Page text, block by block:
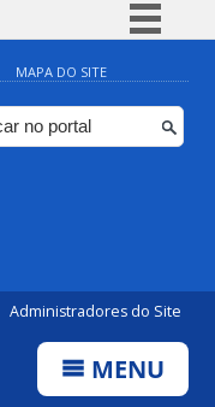
Simplifique!
Comunica BR
Participe
MAPA DO SITE
Administradores do Site
MENU